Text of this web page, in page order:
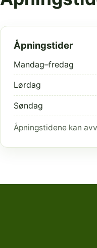
Åpningstider
Mandag–fredag
Lørdag
Søndag
Åpningstidene kan